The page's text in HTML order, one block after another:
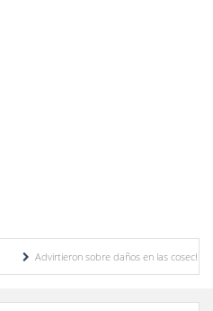
Advirtieron sobre daños en las cosechas de los